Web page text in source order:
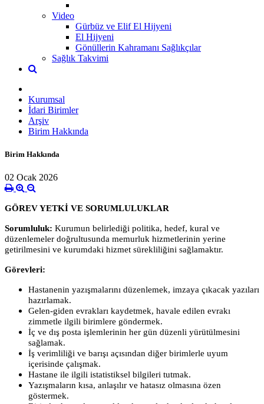
Video
Gürbüz ve Elif El Hijyeni
El Hijyeni
Gönüllerin Kahramanı Sağlıkçılar
Sağlık Takvimi
Kurumsal
İdari Birimler
Arşiv
Birim Hakkında
Birim Hakkında
02 Ocak 2026
GÖREV YETKİ VE SORUMLULUKLAR
Sorumluluk: Kurumun belirlediği politika, hedef, kural ve
düzenlemeler doğrultusunda memurluk hizmetlerinin yerine
getirilmesini ve kurumdaki hizmet sürekliliğini sağlamaktır.
Görevleri:
Hastanenin yazışmalarını düzenlemek, imzaya çıkacak yazıları
hazırlamak.
Gelen-giden evrakları kaydetmek, havale edilen evrakı
zimmetle ilgili birimlere göndermek.
İç ve dış posta işlemlerinin her gün düzenli yürütülmesini
sağlamak.
İş verimliliği ve barışı açısından diğer birimlerle uyum
içerisinde çalışmak.
Hastane ile ilgili istatistiksel bilgileri tutmak.
Yazışmaların kısa, anlaşılır ve hatasız olmasına özen
göstermek.